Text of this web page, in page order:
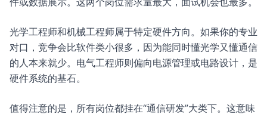
光学工程师和机械工程师属于特定硬件方向。如果你的专业
对口，竞争会比软件类小很多，因为能同时懂光学又懂通信
的人本来就少。电气工程师则偏向电源管理或电路设计，是
硬件系统的基石。
值得注意的是，所有岗位都挂在“通信研发”大类下。这意味